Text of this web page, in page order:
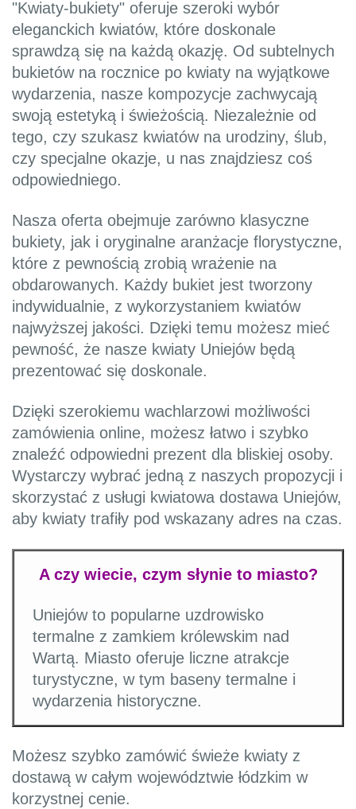
"Kwiaty-bukiety" oferuje szeroki wybór
eleganckich kwiatów, które doskonale
sprawdzą się na każdą okazję. Od subtelnych
bukietów na rocznice po kwiaty na wyjątkowe
wydarzenia, nasze kompozycje zachwycają
swoją estetyką i świeżością. Niezależnie od
tego, czy szukasz kwiatów na urodziny, ślub,
czy specjalne okazje, u nas znajdziesz coś
odpowiedniego.
Nasza oferta obejmuje zarówno klasyczne
bukiety, jak i oryginalne aranżacje florystyczne,
które z pewnością zrobią wrażenie na
obdarowanych. Każdy bukiet jest tworzony
indywidualnie, z wykorzystaniem kwiatów
najwyższej jakości. Dzięki temu możesz mieć
pewność, że nasze kwiaty Uniejów będą
prezentować się doskonale.
Dzięki szerokiemu wachlarzowi możliwości
zamówienia online, możesz łatwo i szybko
znaleźć odpowiedni prezent dla bliskiej osoby.
Wystarczy wybrać jedną z naszych propozycji i
skorzystać z usługi kwiatowa dostawa Uniejów,
aby kwiaty trafiły pod wskazany adres na czas.
A czy wiecie, czym słynie to miasto?
Uniejów to popularne uzdrowisko
termalne z zamkiem królewskim nad
Wartą. Miasto oferuje liczne atrakcje
turystyczne, w tym baseny termalne i
wydarzenia historyczne.
Możesz szybko zamówić świeże kwiaty z
dostawą w całym województwie łódzkim w
korzystnej cenie.